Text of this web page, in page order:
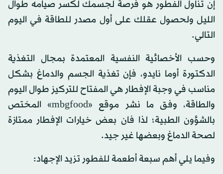
إن تناول الفطور هو فرصة لجسمك لكسر صيامه طوال
الليل ولحصول عقلك على أول مصدر للطاقة في اليوم
التالي.
وحسب الأخصائية النفسية المعتمدة بمجال التغذية
الدكتورة أوما نايدو، فإن تغذية الجسم والدماغ بشكل
مناسب في وجبة الإفطار هي المفتاح للتركيز طوال اليوم
والطاقة، وفق ما نشر موقع «mbgfood» المختص
بالشؤون الطبية؛ لذا فان بعض خيارات الإفطار ممتازة
لصحة الدماغ وبعضها غير جيد.
وفيما يلي أهم سبعة أطعمة للفطور تزيد الإجهاد: